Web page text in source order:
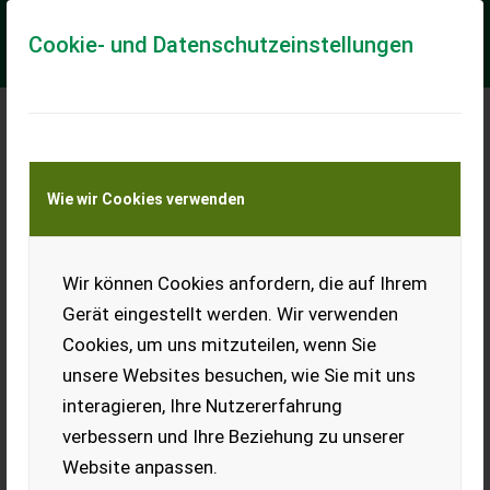
Cookie- und Datenschutzeinstellungen
Wie wir Cookies verwenden
Wir können Cookies anfordern, die auf Ihrem
Gerät eingestellt werden. Wir verwenden
Cookies, um uns mitzuteilen, wenn Sie
unsere Websites besuchen, wie Sie mit uns
interagieren, Ihre Nutzererfahrung
verbessern und Ihre Beziehung zu unserer
Website anpassen.
Meine Transportkostenanfrage
Transport von Land- und Baumaschinen –
KEINE Tiertransporte
Vicon 1124
Fanex 1124 : Optional mit Fahrwerk 1124 C Arbeitsbreite 11,20
m Transportbreite 2,90 m Abstellhöhe 3,70 m Gewicht 1.600
kg ++++ Bitte lesen Sie auc...
EUR 27.132 inkl. 19% MwSt